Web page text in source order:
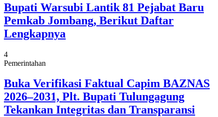
Bupati Warsubi Lantik 81 Pejabat Baru
Pemkab Jombang, Berikut Daftar
Lengkapnya
4
Pemerintahan
Buka Verifikasi Faktual Capim BAZNAS
2026–2031, Plt. Bupati Tulungagung
Tekankan Integritas dan Transparansi